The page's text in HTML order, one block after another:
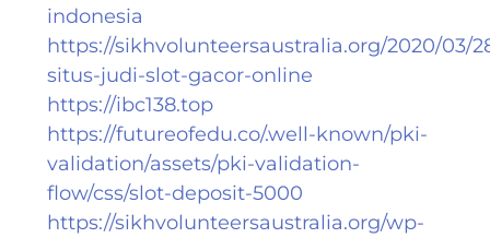
indonesia
https://sikhvolunteersaustralia.org/2020/03/
situs-judi-slot-gacor-online
https://ibc138.top
https://futureofedu.co/.well-known/pki-
validation/assets/pki-validation-
flow/css/slot-deposit-5000
https://sikhvolunteersaustralia.org/wp-